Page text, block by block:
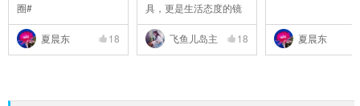
圈#
夏晨东 18
具，更是生活态度的镜
..
飞鱼儿岛主
18 夏晨东